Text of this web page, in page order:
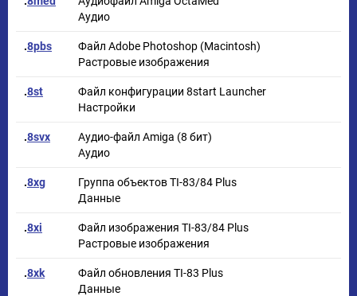
Аудио
.8pbs
Файл Adobe Photoshop (Macintosh)
Растровые изображения
.8st
Файл конфигурации 8start Launcher
Настройки
.8svx
Аудио-файл Amiga (8 бит)
Аудио
.8xg
Группа объектов TI-83/84 Plus
Данные
.8xi
Файл изображения TI-83/84 Plus
Растровые изображения
.8xk
Файл обновления TI-83 Plus
Данные